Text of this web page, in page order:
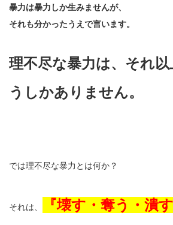
暴力は暴力しか生みませんが、
それも分かったうえで言います。
理不尽な暴力は、それ
うしかありません。
では理不尽な暴力とは何か？
それは、
『壊す・奪う・潰